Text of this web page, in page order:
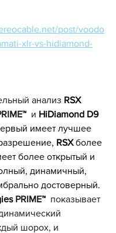
post/voodo
xlr-vs-hidiamond-
анализ RSX
и HiDiamond D9
имеет лучшее
RSX более
более открытый и
динамичный,
достоверный.
PRIME™ показывает
шорох, и